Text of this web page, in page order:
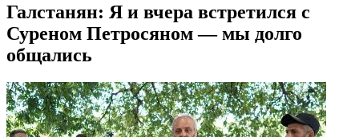
Галстанян: Я и вчера встретился с
Суреном Петросяном — мы долго
общались